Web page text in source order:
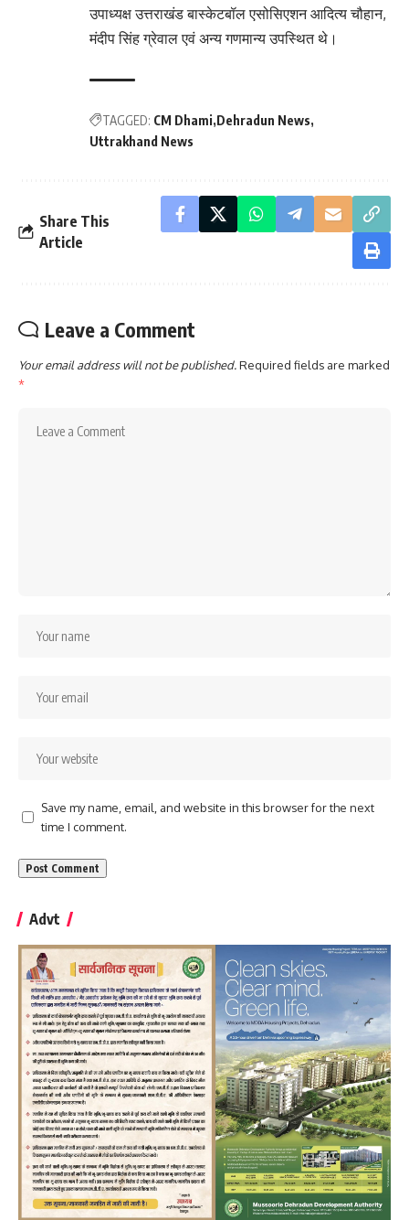
उपाध्यक्ष उत्तराखंड बास्केटबॉल एसोसिएशन आदित्य चौहान,
मंदीप सिंह ग्रेवाल एवं अन्य गणमान्य उपस्थित थे।
TAGGED: CM Dhami Dehradun News
Uttrakhand News
Share This
Article
Leave a Comment
Your email address will not be published.Required fields are marked
*
Save my name, email, and website in this browser for the next
time I comment.
Advt